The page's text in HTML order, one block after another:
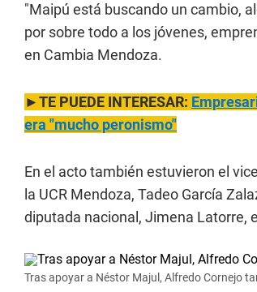
"Maipú está buscando un cambio,
por sobre todo a los jóvenes,
en Cambia Mendoza.
►TE PUEDE INTERESAR:
era "mucho peronismo"
En el acto también estuvieron el
la UCR Mendoza, Tadeo García
diputada nacional, Jimena Latorre,
Tras apoyar a Néstor Majul, Alfredo Cornejo